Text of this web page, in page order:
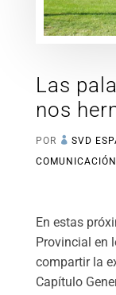
Las
nos
POR SVD
COMUNICACIÓN
En estas
Provincial en
compartir la
Capítulo